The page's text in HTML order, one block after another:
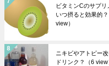
ビタミンCのサプリ
いつ摂ると効果的？
view）
ニキビやアトピー
ドリンク？
（6 view